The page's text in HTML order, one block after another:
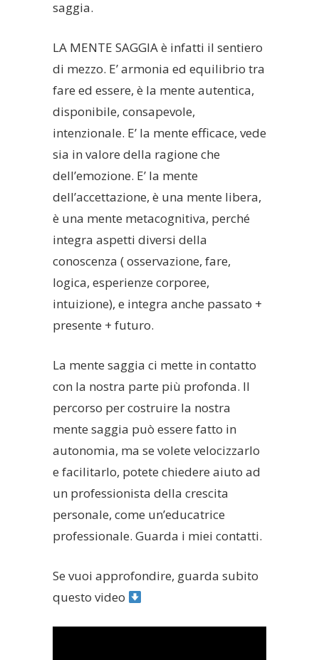
saggia.
LA MENTE SAGGIA è infatti il sentiero
di mezzo. E’ armonia ed equilibrio tra
fare ed essere, è la mente autentica,
disponibile, consapevole,
intenzionale. E’ la mente efficace, vede
sia in valore della ragione che
dell’emozione. E’ la mente
dell’accettazione, è una mente libera,
è una mente metacognitiva, perché
integra aspetti diversi della
conoscenza ( osservazione, fare,
logica, esperienze corporee,
intuizione), e integra anche passato +
presente + futuro.
La mente saggia ci mette in contatto
con la nostra parte più profonda. Il
percorso per costruire la nostra
mente saggia può essere fatto in
autonomia, ma se volete velocizzarlo
e facilitarlo, potete chiedere aiuto ad
un professionista della crescita
personale, come un’educatrice
professionale. Guarda i miei contatti.
Se vuoi approfondire, guarda subito
questo video